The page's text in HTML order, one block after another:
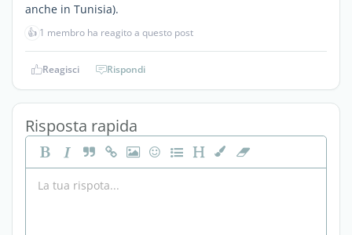
anche in Tunisia).
👍 1 membro ha reagito a questo post
Reagisci Rispondi
Risposta rapida